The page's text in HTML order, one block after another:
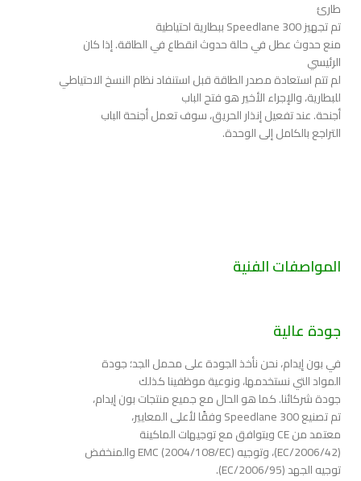
طارئ
تم تجهيز Speedlane 300 ببطارية احتياطية
منع حدوث عطل في حالة حدوث انقطاع في الطاقة. إذا كان
الرئيسي
لم تتم استعادة مصدر الطاقة قبل استنفاد نظام النسخ الاحتياطي
للبطارية، والإجراء الأخير هو فتح الباب
أجنحة. عند تفعيل إنذار الحريق، سوف تعمل أجنحة الباب
التراجع بالكامل إلى الوحدة.
المواصفات الفنية
جودة عالية
في بون إيدام، نحن نأخذ الجودة على محمل الجد؛ جودة
المواد التي نستخدمها، ونوعية موظفينا كذلك
جودة شركائنا. كما هو الحال مع جميع منتجات بون إيدام،
تم تصنيع Speedlane 300 وفقًا لأعلى المعايير،
معتمد من CE ويتوافق مع توجيهات الماكينة
(2006/42/EC)، وتوجيه EMC (2004/108/EC) والمنخفض
توجيه الجهد (2006/95/EC).